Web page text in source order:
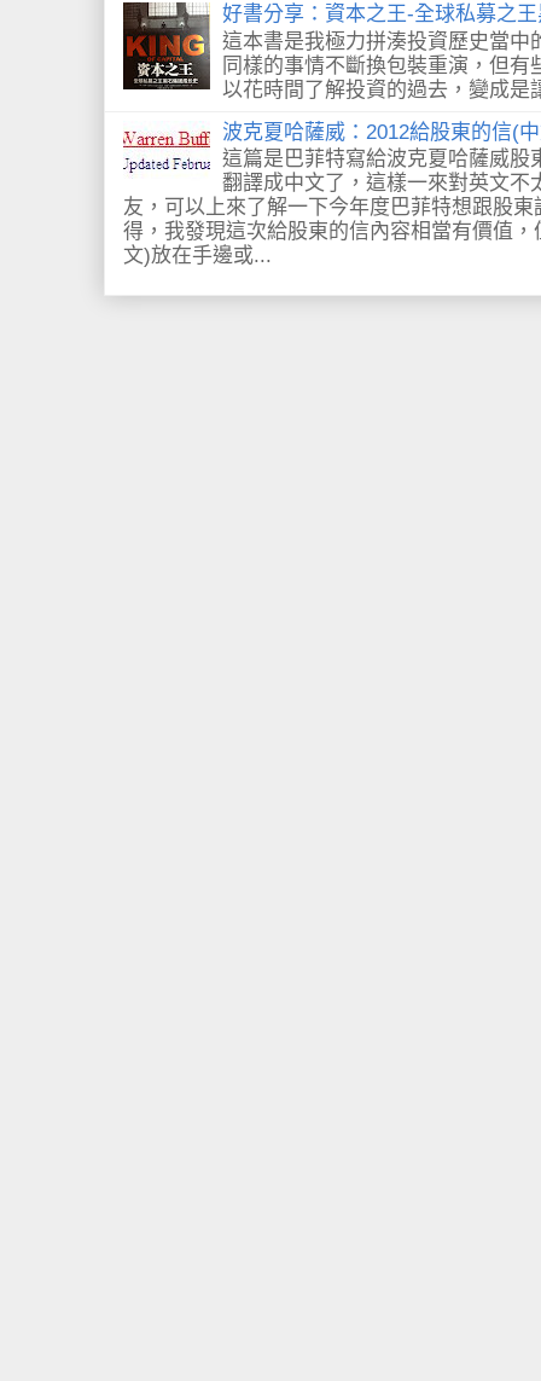
好書分享：資本之王-全球私募之
這本書是我極力拼湊投資歷史當
同樣的事情不斷換包裝重演，但
以花時間了解投資的過去，變成是
波克夏哈薩威：2012給股東的信(
這篇是巴菲特寫給波克夏哈薩威
翻譯成中文了，這樣一來對英文不
友，可以上來了解一下今年度巴菲特想跟股
得，我發現這次給股東的信內容相當有價值
文)放在手邊或...